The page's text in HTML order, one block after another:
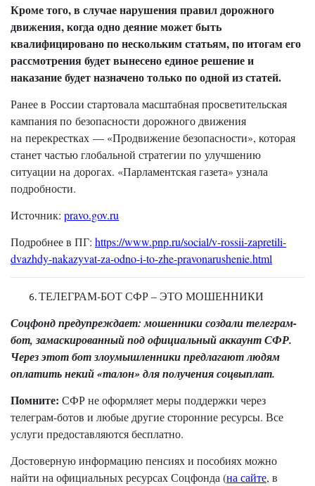
Кроме того, в случае нарушения правил дорожного
движения, когда одно деяние может быть
квалифицировано по нескольким статьям, по итогам его
рассмотрения будет вынесено единое решение и
наказание будет назначено только по одной из статей.
Ранее в России стартовала масштабная просветительская
кампания по безопасности дорожного движения
на перекрестках — «Продвижение безопасности», которая
станет частью глобальной стратегии по улучшению
ситуации на дорогах. «Парламентская газета» узнала
подробности.
Источник: pravo.gov.ru
Подробнее в ПГ: https://www.pnp.ru/social/v-rossii-zapretili-
dvazhdy-nakazyvat-za-odno-i-to-zhe-pravonarushenie.html
ТЕЛЕГРАМ-БОТ СФР – ЭТО МОШЕННИКИ
Соцфонд предупреждает: мошенники создали телеграм-
бот, замаскированный под официальный аккаунт СФР.
Через этот бот злоумышленники предлагают людям
оплатить некий «талон» для получения соцвыплат.
Помните: СФР не оформляет меры поддержки через
телеграм-ботов и любые другие сторонние ресурсы. Все
услуги предоставляются бесплатно.
Достоверную информацию пенсиях и пособиях можно
найти на официальных ресурсах Соцфонда (на сайте, в